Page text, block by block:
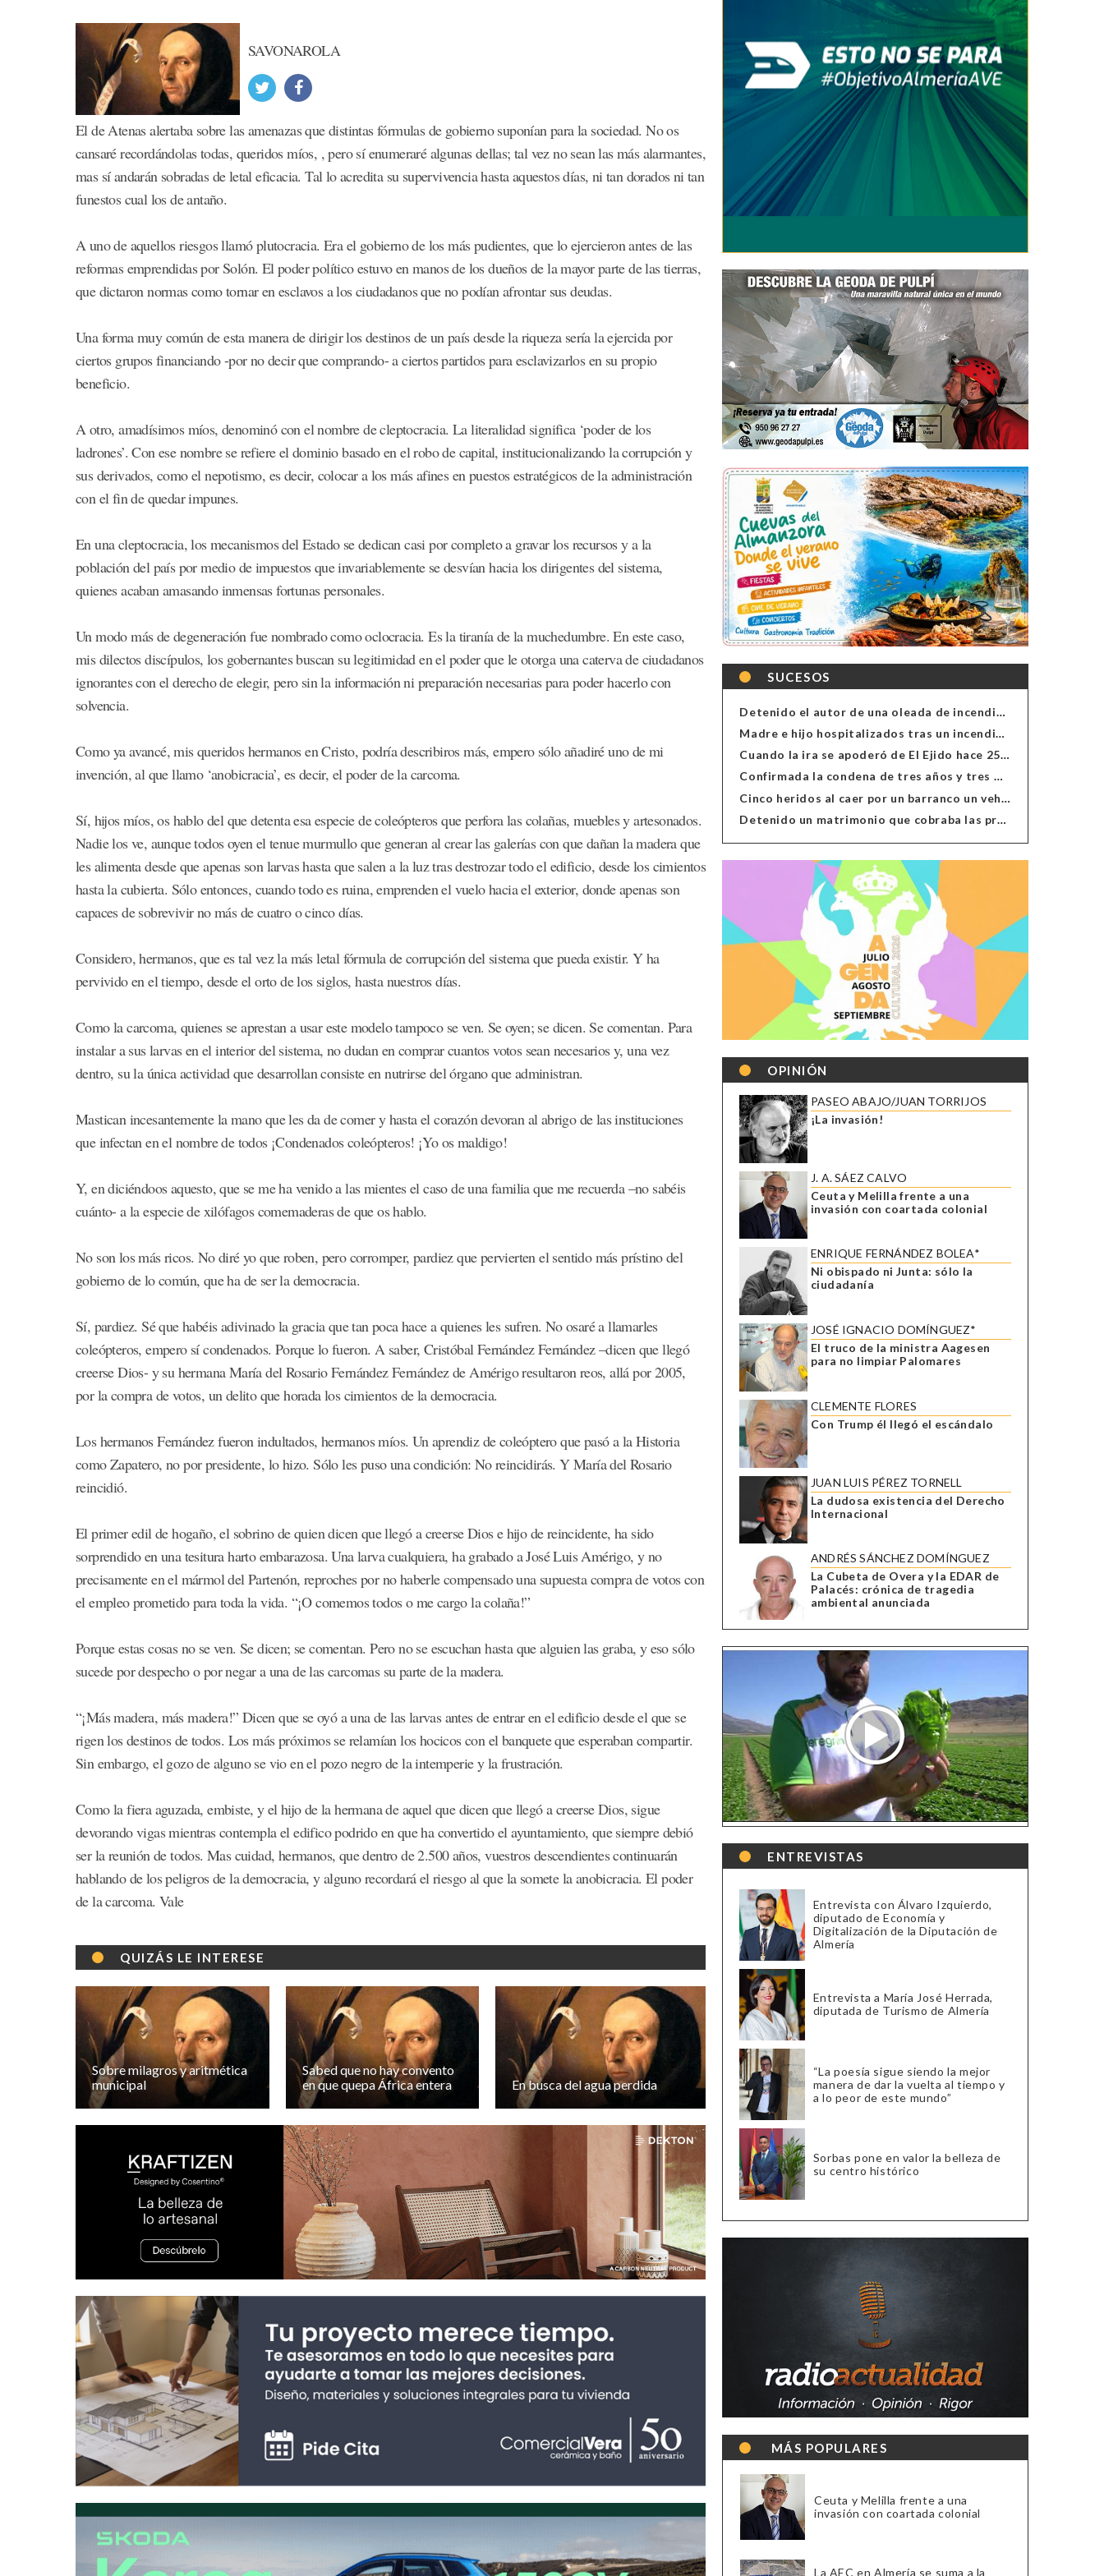
SAVONAROLA
El de Atenas alertaba sobre las amenazas que distintas fórmulas de gobierno suponían para la sociedad. No os
cansaré recordándolas todas, queridos míos, , pero sí enumeraré algunas dellas; tal vez no sean las más alarmantes,
mas sí andarán sobradas de letal eficacia. Tal lo acredita su supervivencia hasta aquestos días, ni tan dorados ni tan
funestos cual los de antaño.
A uno de aquellos riesgos llamó plutocracia. Era el gobierno de los más pudientes, que lo ejercieron antes de las
reformas emprendidas por Solón. El poder político estuvo en manos de los dueños de la mayor parte de las tierras,
que dictaron normas como tornar en esclavos a los ciudadanos que no podían afrontar sus deudas.
Una forma muy común de esta manera de dirigir los destinos de un país desde la riqueza sería la ejercida por
ciertos grupos financiando -por no decir que comprando- a ciertos partidos para esclavizarlos en su propio
beneficio.
A otro, amadísimos míos, denominó con el nombre de cleptocracia. La literalidad significa ‘poder de los
ladrones’. Con ese nombre se refiere el dominio basado en el robo de capital, institucionalizando la corrupción y
sus derivados, como el nepotismo, es decir, colocar a los más afines en puestos estratégicos de la administración
con el fin de quedar impunes.
En una cleptocracia, los mecanismos del Estado se dedican casi por completo a gravar los recursos y a la
población del país por medio de impuestos que invariablemente se desvían hacia los dirigentes del sistema,
quienes acaban amasando inmensas fortunas personales.
Un modo más de degeneración fue nombrado como oclocracia. Es la tiranía de la muchedumbre. En este caso,
mis dilectos discípulos, los gobernantes buscan su legitimidad en el poder que le otorga una caterva de ciudadanos
ignorantes con el derecho de elegir, pero sin la información ni preparación necesarias para poder hacerlo con
solvencia.
Como ya avancé, mis queridos hermanos en Cristo, podría describiros más, empero sólo añadiré uno de mi
invención, al que llamo ‘anobicracia’, es decir, el poder de la carcoma.
Sí, hijos míos, os hablo del que detenta esa especie de coleópteros que perfora las colañas, muebles y artesonados.
Nadie los ve, aunque todos oyen el tenue murmullo que generan al crear las galerías con que dañan la madera que
les alimenta desde que apenas son larvas hasta que salen a la luz tras destrozar todo el edificio, desde los cimientos
hasta la cubierta. Sólo entonces, cuando todo es ruina, emprenden el vuelo hacia el exterior, donde apenas son
capaces de sobrevivir no más de cuatro o cinco días.
Considero, hermanos, que es tal vez la más letal fórmula de corrupción del sistema que pueda existir. Y ha
pervivido en el tiempo, desde el orto de los siglos, hasta nuestros días.
Como la carcoma, quienes se aprestan a usar este modelo tampoco se ven. Se oyen; se dicen. Se comentan. Para
instalar a sus larvas en el interior del sistema, no dudan en comprar cuantos votos sean necesarios y, una vez
dentro, su la única actividad que desarrollan consiste en nutrirse del órgano que administran.
Mastican incesantemente la mano que les da de comer y hasta el corazón devoran al abrigo de las instituciones
que infectan en el nombre de todos ¡Condenados coleópteros! ¡Yo os maldigo!
Y, en diciéndoos aquesto, que se me ha venido a las mientes el caso de una familia que me recuerda –no sabéis
cuánto- a la especie de xilófagos comemaderas de que os hablo.
No son los más ricos. No diré yo que roben, pero corromper, pardiez que pervierten el sentido más prístino del
gobierno de lo común, que ha de ser la democracia.
Sí, pardiez. Sé que habéis adivinado la gracia que tan poca hace a quienes les sufren. No osaré a llamarles
coleópteros, empero sí condenados. Porque lo fueron. A saber, Cristóbal Fernández Fernández –dicen que llegó
creerse Dios- y su hermana María del Rosario Fernández Fernández de Amérigo resultaron reos, allá por 2005,
por la compra de votos, un delito que horada los cimientos de la democracia.
Los hermanos Fernández fueron indultados, hermanos míos. Un aprendiz de coleóptero que pasó a la Historia
como Zapatero, no por presidente, lo hizo. Sólo les puso una condición: No reincidirás. Y María del Rosario
reincidió.
El primer edil de hogaño, el sobrino de quien dicen que llegó a creerse Dios e hijo de reincidente, ha sido
sorprendido en una tesitura harto embarazosa. Una larva cualquiera, ha grabado a José Luis Amérigo, y no
precisamente en el mármol del Partenón, reproches por no haberle compensado una supuesta compra de votos con
el empleo prometido para toda la vida. “¡O comemos todos o me cargo la colaña!”
Porque estas cosas no se ven. Se dicen; se comentan. Pero no se escuchan hasta que alguien las graba, y eso sólo
sucede por despecho o por negar a una de las carcomas su parte de la madera.
“¡Más madera, más madera!” Dicen que se oyó a una de las larvas antes de entrar en el edificio desde el que se
rigen los destinos de todos. Los más próximos se relamían los hocicos con el banquete que esperaban compartir.
Sin embargo, el gozo de alguno se vio en el pozo negro de la intemperie y la frustración.
Como la fiera aguzada, embiste, y el hijo de la hermana de aquel que dicen que llegó a creerse Dios, sigue
devorando vigas mientras contempla el edifico podrido en que ha convertido el ayuntamiento, que siempre debió
ser la reunión de todos. Mas cuidad, hermanos, que dentro de 2.500 años, vuestros descendientes continuarán
hablando de los peligros de la democracia, y alguno recordará el riesgo al que la somete la anobicracia. El poder
de la carcoma. Vale
QUIZÁS LE INTERESE
Sobre milagros y aritmética
municipal
Sabed que no hay convento
en que quepa África entera
En busca del agua perdida
SUCESOS
Detenido el autor de una oleada de incendios de contenedores en Almería
Madre e hijo hospitalizados tras un incendio en la cocina de una vivienda en Almería
Cuando la ira se apoderó de El Ejido hace 25 años
Confirmada la condena de tres años y tres meses al hombre de Antas acusado de xenofobia
Cinco heridos al caer por un barranco un vehículo en Alcolea
Detenido un matrimonio que cobraba las prestaciones de ilegales en Almería, Granada, Málaga, Huelva y Murcia
OPINIÓN
PASEO ABAJO/JUAN TORRIJOS
¡La invasión!
J. A. SÁEZ CALVO
Ceuta y Melilla frente a una
invasión con coartada colonial
ENRIQUE FERNÁNDEZ BOLEA*
Ni obispado ni Junta: sólo la
ciudadanía
JOSÉ IGNACIO DOMÍNGUEZ*
El truco de la ministra Aagesen
para no limpiar Palomares
CLEMENTE FLORES
Con Trump él llegó el escándalo
JUAN LUIS PÉREZ TORNELL
La dudosa existencia del Derecho
Internacional
ANDRÉS SÁNCHEZ DOMÍNGUEZ
La Cubeta de Overa y la EDAR de
Palacés: crónica de tragedia
ambiental anunciada
ENTREVISTAS
Entrevista con Álvaro Izquierdo,
diputado de Economía y
Digitalización de la Diputación de
Almería
Entrevista a María José Herrada,
diputada de Turismo de Almería
“La poesía sigue siendo la mejor
manera de dar la vuelta al tiempo y
a lo peor de este mundo”
Sorbas pone en valor la belleza de
su centro histórico
MÁS POPULARES
Ceuta y Melilla frente a una
invasión con coartada colonial
La AEC en Almería se suma a la